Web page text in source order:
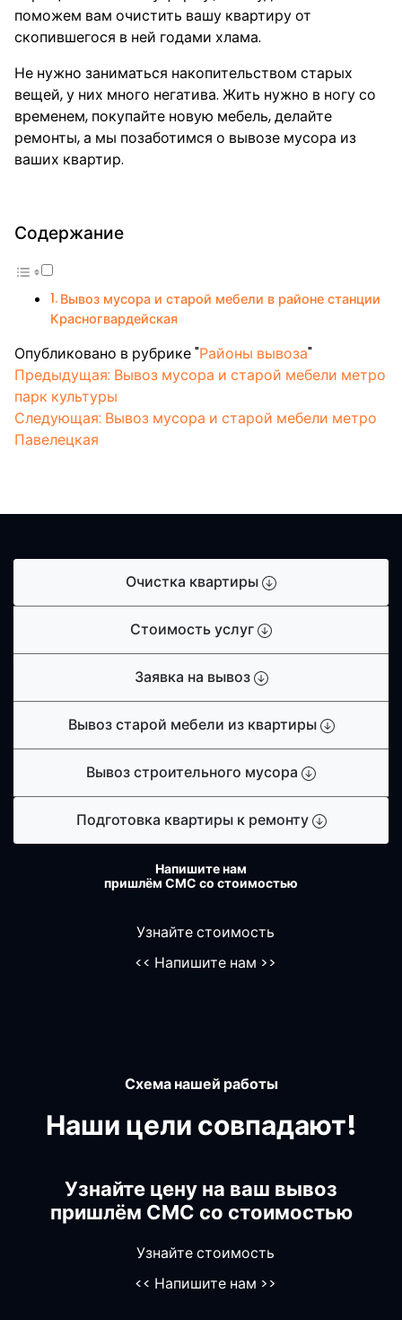
Очистка квартиры
Стоимость услуг
Заявка на вывоз
Вывоз старой мебели из квартиры
Вывоз строительного мусора
Подготовка квартиры к ремонту
Напишите нам
пришлём СМС со стоимостью
Узнайте стоимость
<< Напишите нам >>
поможем вам очистить вашу квартиру от
скопившегося в ней годами хлама.
Не нужно заниматься накопительством старых
вещей, у них много негатива. Жить нужно в ногу со
временем, покупайте новую мебель, делайте
ремонты, а мы позаботимся о вывозе мусора из
ваших квартир.
Содержание
Вывоз мусора и старой мебели в районе станции
Красногвардейская
Опубликовано в рубрике "Районы вывоза"
Навигация
по
записям
Предыдущая: Вывоз мусора и старой мебели метро
парк культуры
Следующая: Вывоз мусора и старой мебели метро
Павелецкая
Схема нашей работы
Наши цели совпадают!
Узнайте цену на ваш вывоз
пришлём СМС со стоимостью
Узнайте стоимость
<< Напишите нам >>